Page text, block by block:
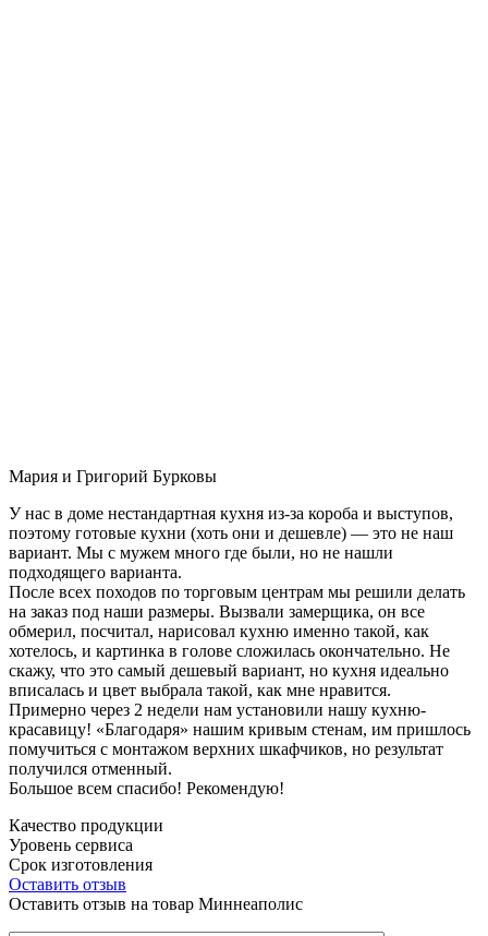
Мария и Григорий Бурковы
У нас в доме нестандартная кухня из-за короба и выступов,
поэтому готовые кухни (хоть они и дешевле) — это не наш
вариант. Мы с мужем много где были, но не нашли
подходящего варианта.
После всех походов по торговым центрам мы решили делать
на заказ под наши размеры. Вызвали замерщика, он все
обмерил, посчитал, нарисовал кухню именно такой, как
хотелось, и картинка в голове сложилась окончательно. Не
скажу, что это самый дешевый вариант, но кухня идеально
вписалась и цвет выбрала такой, как мне нравится.
Примерно через 2 недели нам установили нашу кухню-
красавицу! «Благодаря» нашим кривым стенам, им пришлось
помучиться с монтажом верхних шкафчиков, но результат
получился отменный.
Большое всем спасибо! Рекомендую!
Качество продукции
Уровень сервиса
Срок изготовления
Оставить отзыв
Оставить отзыв на товар Миннеаполис